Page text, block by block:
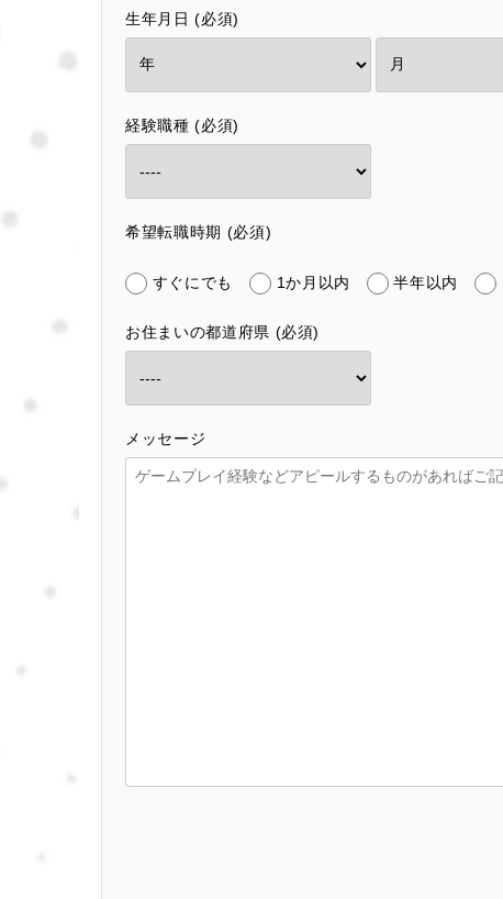
生年月日 (必須)
経験職種 (必須)
希望転職時期 (必須)
すぐにでも 1か月以内 半年以内
お住まいの都道府県 (必須)
メッセージ